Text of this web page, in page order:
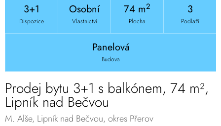
3+1
Dispozice
Osobní
Vlastnictví
74 m2
Plocha
3
Podlaží
Panelová
Budova
Prodej bytu 3+1 s balkónem, 74 m²,
Lipník nad Bečvou
M. Alše, Lipník nad Bečvou, okres Přerov